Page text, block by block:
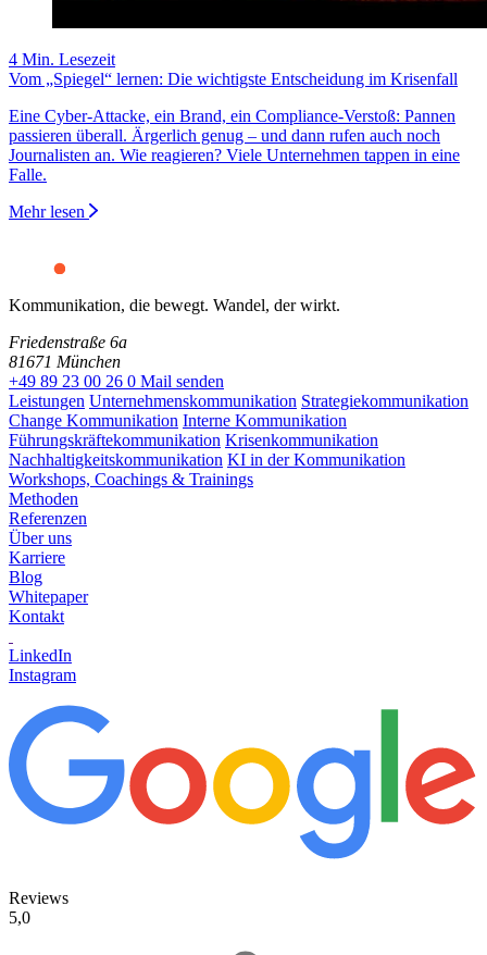
4 Min. Lesezeit
Vom „Spiegel“ lernen: Die wichtigste Entscheidung im Krisenfall
Eine Cyber-Attacke, ein Brand, ein Compliance-Verstoß: Pannen
passieren überall. Ärgerlich genug – und dann rufen auch noch
Journalisten an. Wie reagieren? Viele Unternehmen tappen in eine
Falle.
Mehr lesen
Kommunikation, die bewegt. Wandel, der wirkt.
Friedenstraße 6a
81671 München
+49 89 23 00 26 0 Mail senden
Leistungen Unternehmenskommunikation Strategiekommunikation
Change Kommunikation Interne Kommunikation
Führungskräftekommunikation Krisenkommunikation
Nachhaltigkeitskommunikation KI in der Kommunikation
Workshops, Coachings & Trainings
Methoden
Referenzen
Über uns
Karriere
Blog
Whitepaper
Kontakt
LinkedIn
Instagram
Reviews
5,0